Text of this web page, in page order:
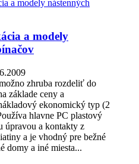
a modely
zhruba rozdeliť do
základe ceny a
ekonomický typ (2
hlavne PC plastový
úpravou a kontakty z
a je vhodný pre bežné
domy a iné miesta...